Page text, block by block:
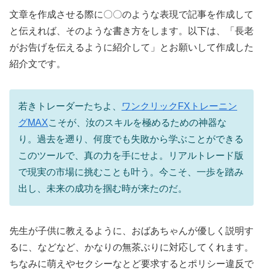
文章を作成させる際に〇〇のような表現で記事を作成して
と伝えれば、そのような書き方をします。以下は、「長老
がお告げを伝えるように紹介して」とお願いして作成した
紹介文です。
若きトレーダーたちよ、
ワンクリックFXトレーニン
グMAXこそが、汝のスキルを極めるための神器な
り。過去を遡り、何度でも失敗から学ぶことができる
このツールで、真の力を手にせよ。リアルトレード版
で現実の市場に挑むことも叶う。今こそ、一歩を踏み
出し、未来の成功を掴む時が来たのだ。
先生が子供に教えるように、おばあちゃんが優しく説明す
るに、などなど、かなりの無茶ぶりに対応してくれます。
ちなみに萌えやセクシーなとど要求するとポリシー違反で